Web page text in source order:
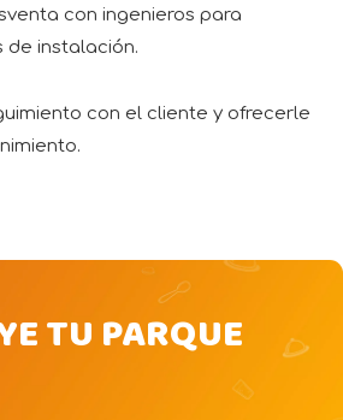
con ingenieros para
de instalación.
con el cliente y ofrecerle
TU PARQUE